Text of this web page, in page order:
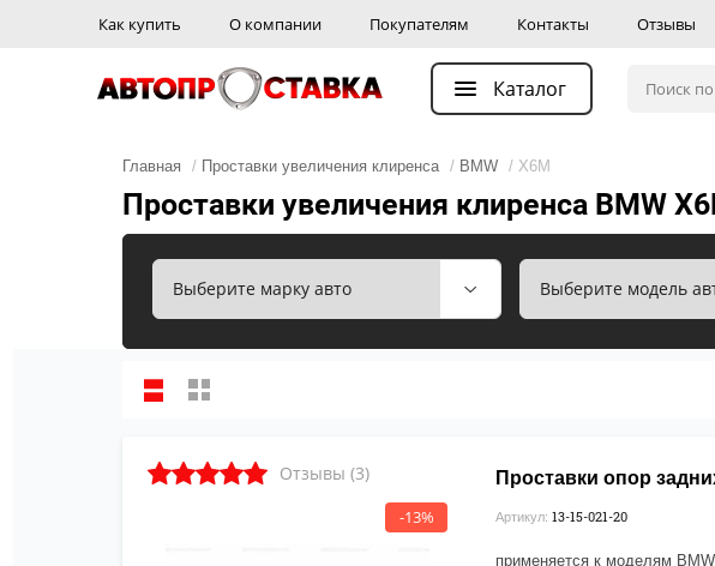
Как купить О компании Покупателям Контакты Отзывы
Каталог
Главная / Проставки увеличения клиренса / BMW / X6M
Проставки увеличения клиренса BMW
Отзывы (3)
-13%
Проставки опор
Артикул: 13-15-021-20
применяется к моделям BMW